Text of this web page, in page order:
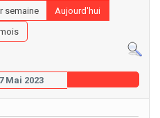
semaine
Aujourd'hui
Mai 2023